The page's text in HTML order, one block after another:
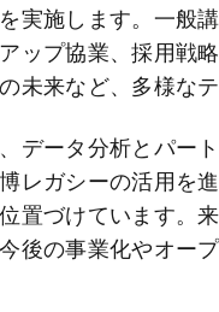
実施します。一般
ップ協業、採用戦
未来など、多様な
データ分析とパー
レガシーの活用を
置づけています。
後の事業化やオー